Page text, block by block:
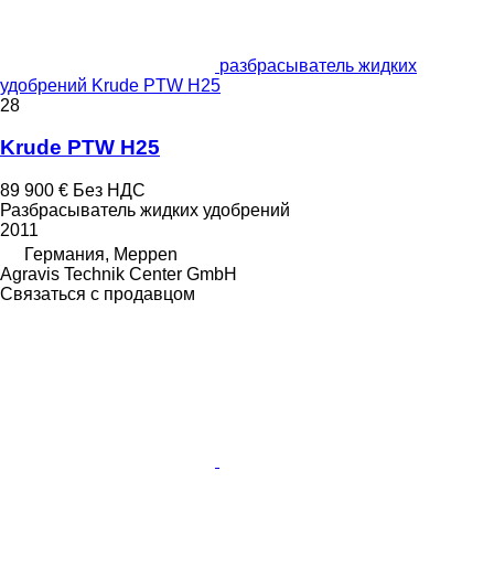
разбрасыватель жидких
удобрений Krude PTW H25
28
Krude PTW H25
89 900 € Без НДС
Разбрасыватель жидких удобрений
2011
Германия, Meppen
Agravis Technik Center GmbH
Связаться с продавцом